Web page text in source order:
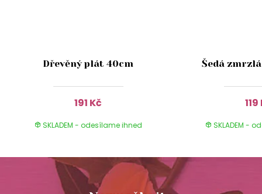
Dřevěný plát 40cm
191 Kč
SKLADEM - odesílame ihned
Šedá
SKLADEM -